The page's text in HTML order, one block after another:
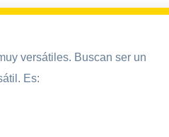
versátiles. Buscan ser un
Es: